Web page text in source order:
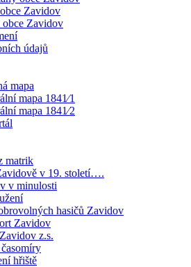
Zavidov
obce Zavidov
údajů
mapa
mapa 1841⁄1
mapa 1841⁄2
matrik
v 19. století….
v minulosti
hasičů Zavidov
Zavidov
z.s.
hřiště